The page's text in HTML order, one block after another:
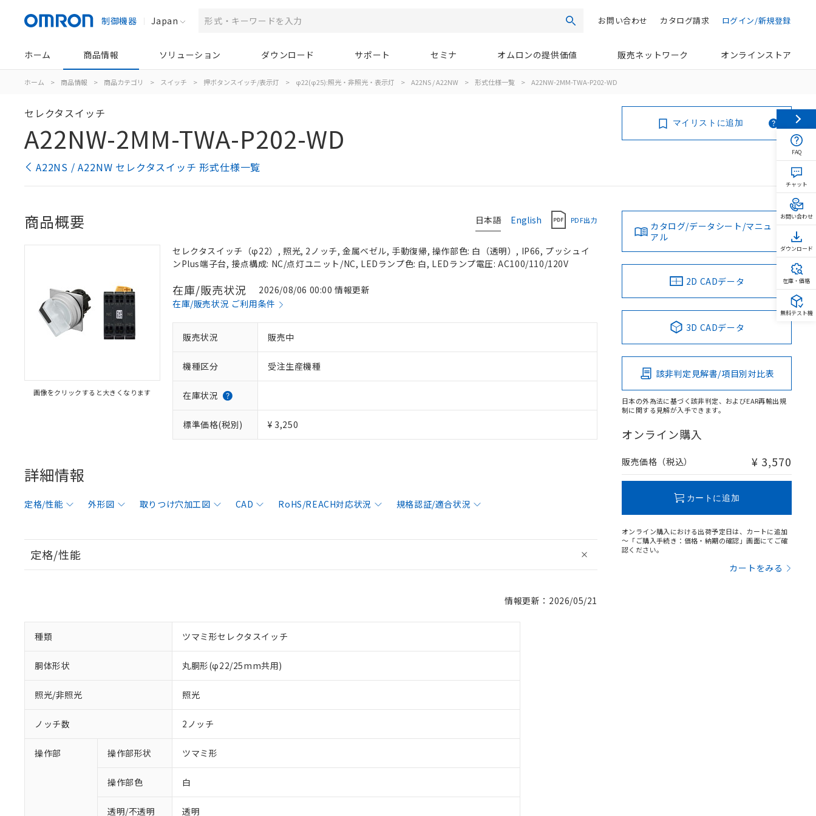
制御機器 Japan 検索 ログイン/新規登録
カタログ請求
お問い合わせ
ホーム 商品情報 ソリューション ダウンロード サポート セミナ オムロンの提供価値 販売ネットワーク オンラインストア
ホーム > 商品情報 > 商品カテゴリ > スイッチ > 押ボタンスイッチ/表示灯 > φ22(φ25):照光・非照光・表示灯 > A22NS / A22NW > 形式仕様一覧 > A22NW-2MM-TWA-P202-WD
セレクタスイッチ
A22NW-2MM-TWA-P202-WD
A22NS / A22NW セレクタスイッチ 形式仕様一覧
マイリストに追加
日本語 English PDF出力
商品概要
画像をクリックすると大きくなります
セレクタスイッチ（φ22）, 照光, 2ノッチ, 金属ベゼル, 手動復帰, 操作部色: 白（透明）, IP66, プッシュイ
ンPlus端子台, 接点構成: NC/点灯ユニット/NC, LEDランプ色: 白, LEDランプ電圧: AC100/110/120V
在庫/販売状況
2026/08/06 00:00 情報更新
在庫/販売状況 ご利用条件
販売状況 販売中
機種区分 受注生産機種
在庫状況
標準価格(税別) ¥ 3,250
詳細情報
定格/性能 外形図 取りつけ穴加工図 CAD RoHS/REACH対応状況 規格認証/適合状況
定格/性能
情報更新：2026/05/21
種類 ツマミ形セレクタスイッチ
胴体形状 丸胴形(φ22/25mm共用)
照光/非照光 照光
ノッチ数 2ノッチ
操作部 操作部形状 ツマミ形
操作部色 白
透明/不透明 透明
カタログ/データシート/マニュ
アル
2D CADデータ
3D CADデータ
該非判定見解書/項目別対比表
日本の外為法に基づく該非判定、およびEAR再輸出規
制に関する見解が入手できます。
オンライン購入
販売価格（税込） ¥ 3,570
カートに追加
オンライン購入における出荷予定日は、カートに追加
～「ご購入手続き：価格・納期の確認」画面にてご確
認ください。
カートをみる
FAQ
チャット
お問い合わせ
ダウンロード
在庫・価格
無料テスト機